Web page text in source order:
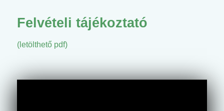
Felvételi tájékoztató
(letölthető pdf)